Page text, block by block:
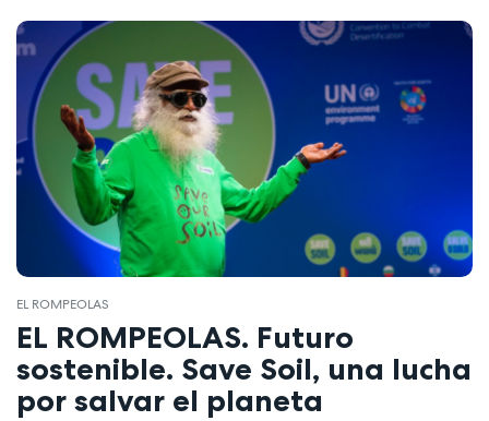
EL ROMPEOLAS
EL ROMPEOLAS. Futuro
sostenible. Save Soil, una lucha
por salvar el planeta